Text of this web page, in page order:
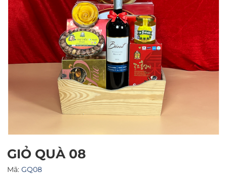
GIỎ QUÀ 08
Mã: GQ08
Mã giảm giá:
Ngày hết hạn: